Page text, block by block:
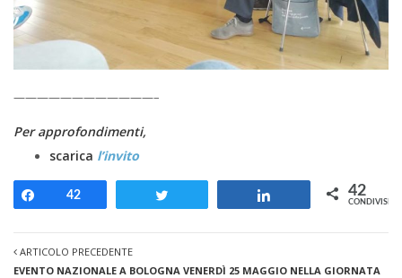
————————————–
Per approfondimenti,
scarica l’invito
Share
42 42
ARTICOLO PRECEDENTE
EVENTO NAZIONALE A BOLOGNA VENERDÌ 25 MAGGIO NELLA GIORNATA